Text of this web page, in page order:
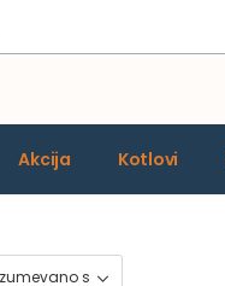
Akcija Kotlovi